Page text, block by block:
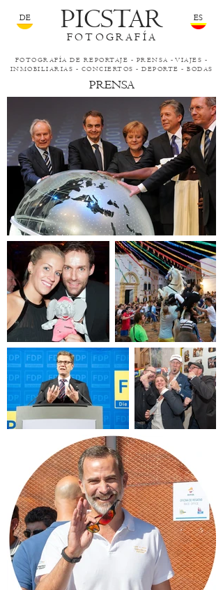
PICSTAR
FOTOGRAFÍA
DE ES
FOTOGRAFÍA DE REPORTAJE - PRENSA -VIAJES -
INMOBILIARIAS - CONCIERTOS - DEPORTE - BODAS
PRENSA